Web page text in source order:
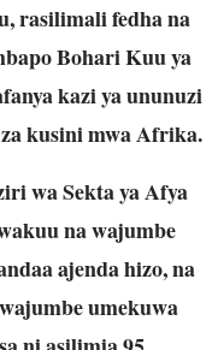
rasilimali fedha na
Bohari Kuu ya
kazi ya ununuzi
kusini mwa Afrika.
wa Sekta ya Afya
na wajumbe
ajenda hizo, na
umekuwa